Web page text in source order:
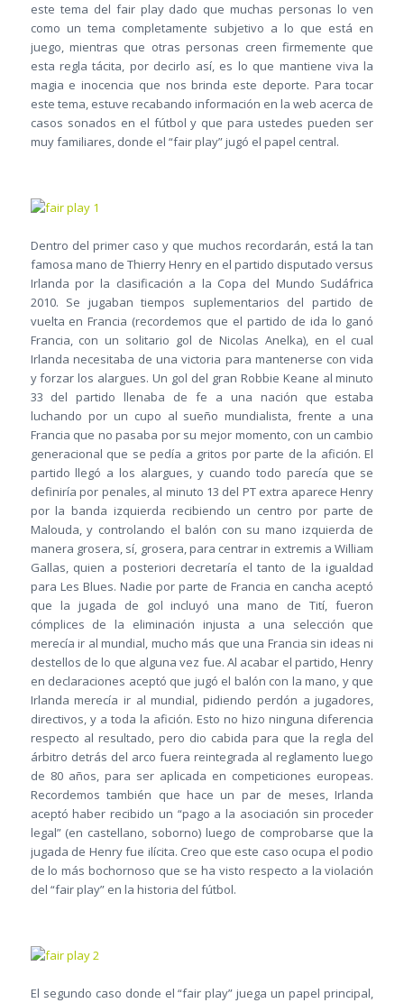
este tema del fair play dado que muchas personas lo ven
como un tema completamente subjetivo a lo que está en
juego, mientras que otras personas creen firmemente que
esta regla tácita, por decirlo así, es lo que mantiene viva la
magia e inocencia que nos brinda este deporte. Para tocar
este tema, estuve recabando información en la web acerca de
casos sonados en el fútbol y que para ustedes pueden ser
muy familiares, donde el “fair play” jugó el papel central.
Dentro del primer caso y que muchos recordarán, está la tan
famosa mano de Thierry Henry en el partido disputado versus
Irlanda por la clasificación a la Copa del Mundo Sudáfrica
2010. Se jugaban tiempos suplementarios del partido de
vuelta en Francia (recordemos que el partido de ida lo ganó
Francia, con un solitario gol de Nicolas Anelka), en el cual
Irlanda necesitaba de una victoria para mantenerse con vida
y forzar los alargues. Un gol del gran Robbie Keane al minuto
33 del partido llenaba de fe a una nación que estaba
luchando por un cupo al sueño mundialista, frente a una
Francia que no pasaba por su mejor momento, con un cambio
generacional que se pedía a gritos por parte de la afición. El
partido llegó a los alargues, y cuando todo parecía que se
definiría por penales, al minuto 13 del PT extra aparece Henry
por la banda izquierda recibiendo un centro por parte de
Malouda, y controlando el balón con su mano izquierda de
manera grosera, sí, grosera, para centrar in extremis a William
Gallas, quien a posteriori decretaría el tanto de la igualdad
para Les Blues. Nadie por parte de Francia en cancha aceptó
que la jugada de gol incluyó una mano de Tití, fueron
cómplices de la eliminación injusta a una selección que
merecía ir al mundial, mucho más que una Francia sin ideas ni
destellos de lo que alguna vez fue. Al acabar el partido, Henry
en declaraciones aceptó que jugó el balón con la mano, y que
Irlanda merecía ir al mundial, pidiendo perdón a jugadores,
directivos, y a toda la afición. Esto no hizo ninguna diferencia
respecto al resultado, pero dio cabida para que la regla del
árbitro detrás del arco fuera reintegrada al reglamento luego
de 80 años, para ser aplicada en competiciones europeas.
Recordemos también que hace un par de meses, Irlanda
aceptó haber recibido un “pago a la asociación sin proceder
legal” (en castellano, soborno) luego de comprobarse que la
jugada de Henry fue ilícita. Creo que este caso ocupa el podio
de lo más bochornoso que se ha visto respecto a la violación
del “fair play” en la historia del fútbol.
El segundo caso donde el “fair play” juega un papel principal,